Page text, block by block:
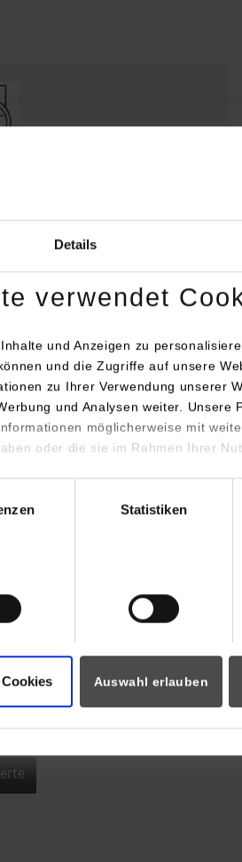
Details
verwendet
und Anzeigen zu
und die Zugriffe auf unsere
zu Ihrer Verwendung unserer
und Analysen weiter. Unsere
möglicherweise mit
oder die sie im Rahmen Ihrer
Statistiken
Auswahl erlauben
DHBW Stuttgart
für